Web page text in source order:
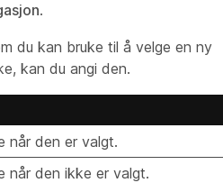
.
du kan bruke til å velge en ny
kan du angi den.
når den er valgt.
når den ikke er valgt.